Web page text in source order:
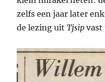
zelfs een jaar later
de lezing uitTjsip vast